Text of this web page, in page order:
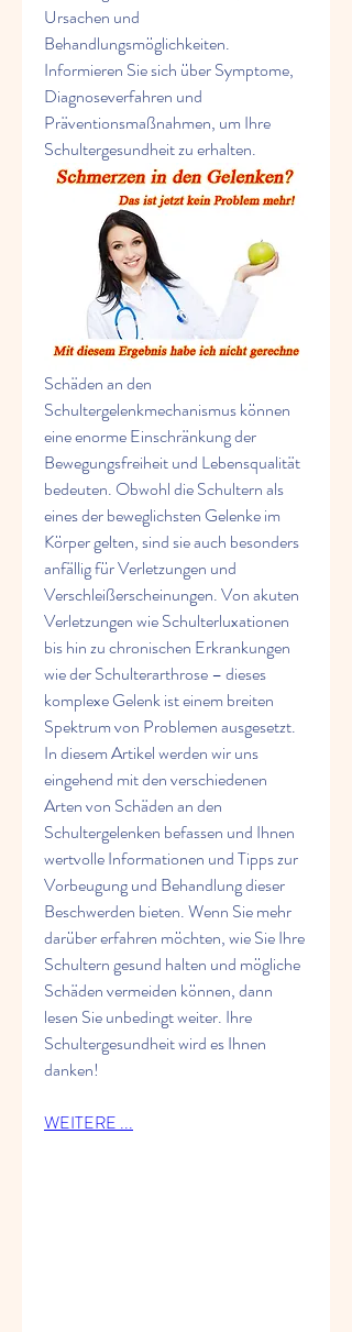
Ursachen und
Behandlungsmöglichkeiten.
Informieren Sie sich über Symptome,
Diagnoseverfahren und
Präventionsmaßnahmen, um Ihre
Schultergesundheit zu erhalten.
Schäden an den
Schultergelenkmechanismus können
eine enorme Einschränkung der
Bewegungsfreiheit und Lebensqualität
bedeuten. Obwohl die Schultern als
eines der beweglichsten Gelenke im
Körper gelten, sind sie auch besonders
anfällig für Verletzungen und
Verschleißerscheinungen. Von akuten
Verletzungen wie Schulterluxationen
bis hin zu chronischen Erkrankungen
wie der Schulterarthrose – dieses
komplexe Gelenk ist einem breiten
Spektrum von Problemen ausgesetzt.
In diesem Artikel werden wir uns
eingehend mit den verschiedenen
Arten von Schäden an den
Schultergelenken befassen und Ihnen
wertvolle Informationen und Tipps zur
Vorbeugung und Behandlung dieser
Beschwerden bieten. Wenn Sie mehr
darüber erfahren möchten, wie Sie Ihre
Schultern gesund halten und mögliche
Schäden vermeiden können, dann
lesen Sie unbedingt weiter. Ihre
Schultergesundheit wird es Ihnen
danken!
WEITERE ...